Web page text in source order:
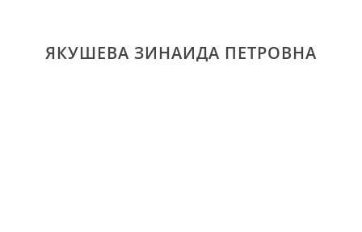
ЯКУШЕВА ЗИНАИДА ПЕТРОВНА